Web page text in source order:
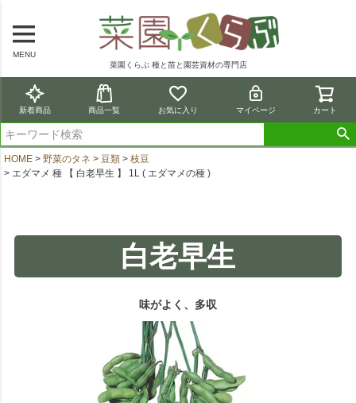
MENU
菜園くらぶ 種と苗と園芸資材の専門店
新着商品 商品一覧 お気に入り マイページ カート
HOME 野菜のタネ 豆類
枝豆
エダマメ 種 【 白老早生 】 1L ( エダマメの種 )
白老早生
味がよく、多収